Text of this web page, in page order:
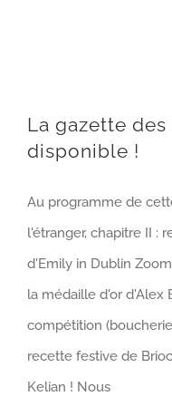
La gazette des
disponible !
Au programme de
l'étranger, chapitre II :
d'Emily in Dublin
la médaille d'or d'Alex
compétition
recette festive de
Kelian ! Nous